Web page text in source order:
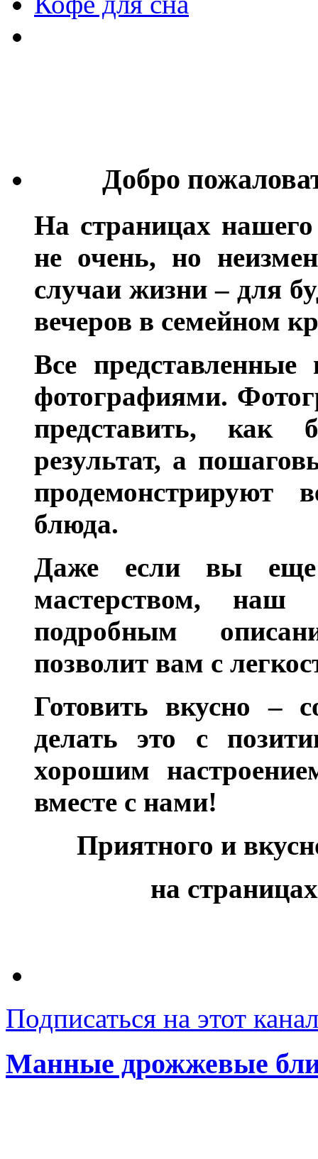
Добро
На страницах
не очень, но
случаи жизни – для
вечеров в семейном
Все
фотографиями.
представить, как
результат, а
продемонстрируют
блюда.
Даже если вы еще
мастерством,
подробным
позволит вам с
Готовить вкусно –
делать это с
хорошим
вместе с нами!
Приятного и
на
Подписаться на этот
Манные дрожжевые